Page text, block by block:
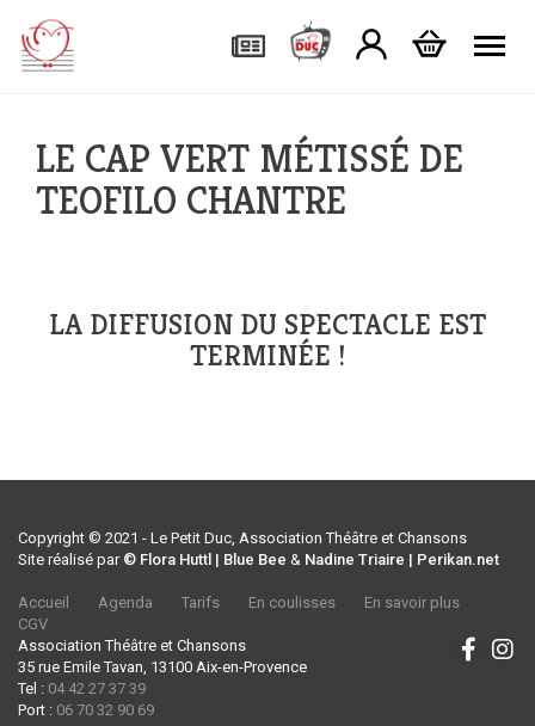
LE CAP VERT MÉTISSÉ DE
TEOFILO CHANTRE
LA DIFFUSION DU SPECTACLE EST
TERMINÉE !
Copyright © 2021 - Le Petit Duc, Association Théâtre et Chansons
Site réalisé par © Flora Huttl | Blue Bee & Nadine Triaire | Perikan.net
Accueil Agenda Tarifs En coulisses
En savoir plus
CGV
Association Théâtre et Chansons
35 rue Emile Tavan, 13100 Aix-en-Provence
Tel : 04 42 27 37 39
Port : 06 70 32 90 69